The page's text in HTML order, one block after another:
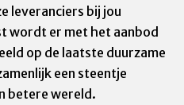
leveranciers bij jou
wordt er met het aanbod
op de laatste duurzame
een steentje
betere wereld.